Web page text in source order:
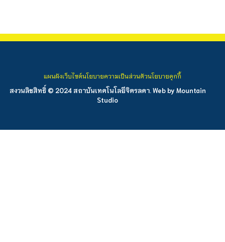
สงวนลิขสิทธิ์ © 2024 สถาบันเทคโนโลยีจิตรลดา. Web by Mountain
Studio
แผนผังเว็บไซต์นโยบายความเป็นส่วนตัวนโยบายคุกกี้